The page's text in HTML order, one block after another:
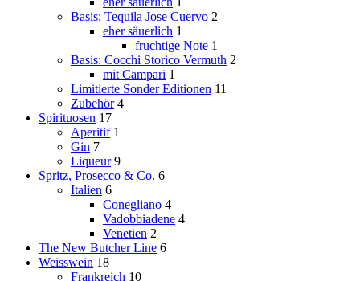
Basis: Tequila Jose Cuervo 2
eher säuerlich 1
fruchtige Note 1
Basis: Cocchi Storico Vermuth 2
mit Campari 1
Limitierte Sonder Editionen 11
Zubehör 4
Spirituosen 17
Aperitif 1
Gin 7
Liqueur 9
Spritz, Prosecco & Co. 6
Italien 6
Conegliano 4
Vadobbiadene 4
Venetien 2
The New Butcher Line 6
Weisswein 18
Frankreich 10